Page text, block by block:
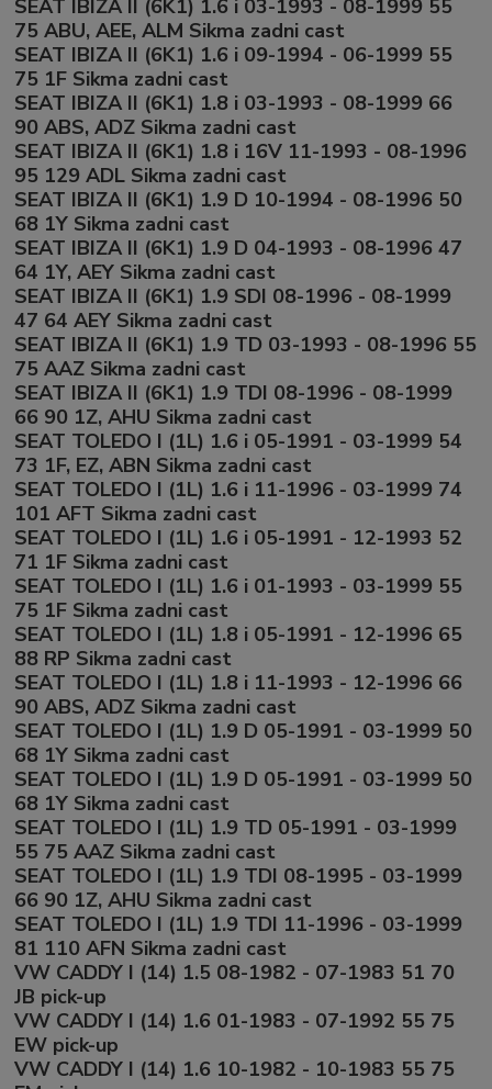
SEAT IBIZA II (6K1) 1.6 i 03-1993 - 08-1999 55
75 ABU, AEE, ALM Sikma zadni cast
SEAT IBIZA II (6K1) 1.6 i 09-1994 - 06-1999 55
75 1F Sikma zadni cast
SEAT IBIZA II (6K1) 1.8 i 03-1993 - 08-1999 66
90 ABS, ADZ Sikma zadni cast
SEAT IBIZA II (6K1) 1.8 i 16V 11-1993 - 08-1996
95 129 ADL Sikma zadni cast
SEAT IBIZA II (6K1) 1.9 D 10-1994 - 08-1996 50
68 1Y Sikma zadni cast
SEAT IBIZA II (6K1) 1.9 D 04-1993 - 08-1996 47
64 1Y, AEY Sikma zadni cast
SEAT IBIZA II (6K1) 1.9 SDI 08-1996 - 08-1999
47 64 AEY Sikma zadni cast
SEAT IBIZA II (6K1) 1.9 TD 03-1993 - 08-1996 55
75 AAZ Sikma zadni cast
SEAT IBIZA II (6K1) 1.9 TDI 08-1996 - 08-1999
66 90 1Z, AHU Sikma zadni cast
SEAT TOLEDO I (1L) 1.6 i 05-1991 - 03-1999 54
73 1F, EZ, ABN Sikma zadni cast
SEAT TOLEDO I (1L) 1.6 i 11-1996 - 03-1999 74
101 AFT Sikma zadni cast
SEAT TOLEDO I (1L) 1.6 i 05-1991 - 12-1993 52
71 1F Sikma zadni cast
SEAT TOLEDO I (1L) 1.6 i 01-1993 - 03-1999 55
75 1F Sikma zadni cast
SEAT TOLEDO I (1L) 1.8 i 05-1991 - 12-1996 65
88 RP Sikma zadni cast
SEAT TOLEDO I (1L) 1.8 i 11-1993 - 12-1996 66
90 ABS, ADZ Sikma zadni cast
SEAT TOLEDO I (1L) 1.9 D 05-1991 - 03-1999 50
68 1Y Sikma zadni cast
SEAT TOLEDO I (1L) 1.9 D 05-1991 - 03-1999 50
68 1Y Sikma zadni cast
SEAT TOLEDO I (1L) 1.9 TD 05-1991 - 03-1999
55 75 AAZ Sikma zadni cast
SEAT TOLEDO I (1L) 1.9 TDI 08-1995 - 03-1999
66 90 1Z, AHU Sikma zadni cast
SEAT TOLEDO I (1L) 1.9 TDI 11-1996 - 03-1999
81 110 AFN Sikma zadni cast
VW CADDY I (14) 1.5 08-1982 - 07-1983 51 70
JB pick-up
VW CADDY I (14) 1.6 01-1983 - 07-1992 55 75
EW pick-up
VW CADDY I (14) 1.6 10-1982 - 10-1983 55 75